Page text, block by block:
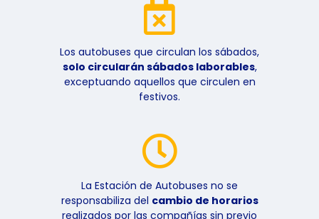
Los autobuses que circulan los sábados,
solo circularán sábados laborables,
exceptuando aquellos que circulen en
festivos.
La Estación de Autobuses no se
responsabiliza del cambio de horarios
realizados por las compañías sin previo